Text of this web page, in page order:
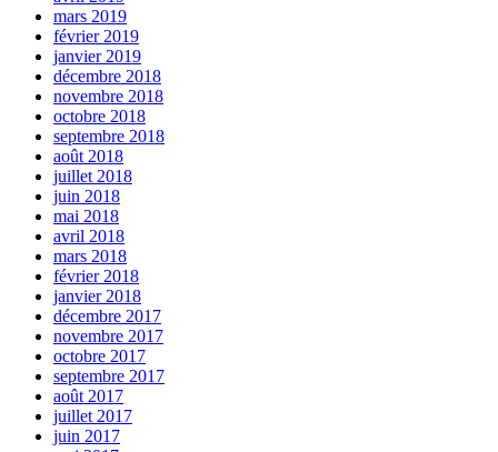
mars 2019
février 2019
janvier 2019
décembre 2018
novembre 2018
octobre 2018
septembre 2018
août 2018
juillet 2018
juin 2018
mai 2018
avril 2018
mars 2018
février 2018
janvier 2018
décembre 2017
novembre 2017
octobre 2017
septembre 2017
août 2017
juillet 2017
juin 2017